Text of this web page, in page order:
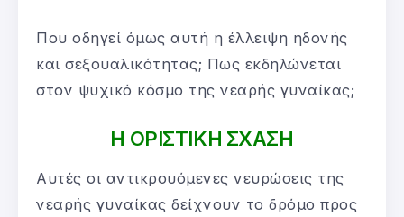
Που οδηγεί όμως αυτή η έλλειψη ηδονής
και σεξουαλικότητας; Πως εκδηλώνεται
στον ψυχικό κόσμο της νεαρής γυναίκας;
Η ΟΡΙΣΤΙΚΗ ΣΧΑΣΗ
Αυτές οι αντικρουόμενες νευρώσεις της
νεαρής γυναίκας δείχνουν το δρόμο προς